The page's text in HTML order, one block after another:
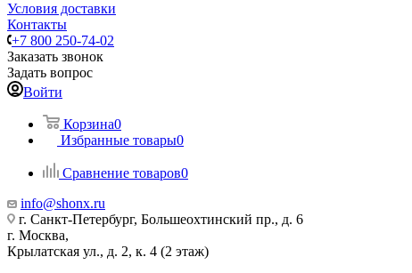
Условия доставки
Контакты
+7 800 250-74-02
Заказать звонок
Задать вопрос
Войти
Корзина0
Избранные товары0
Сравнение товаров0
info@shonx.ru
г. Санкт-Петербург, Большеохтинский пр., д. 6
г. Москва,
Крылатская ул., д. 2, к. 4 (2 этаж)